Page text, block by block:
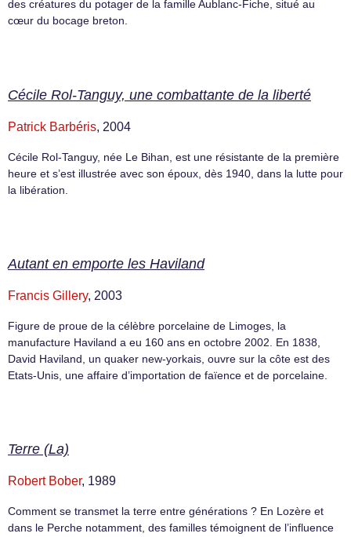
des créatures du potager de la famille Aublanc-Fiche, situé au
cœur du bocage breton.
Cécile Rol-Tanguy, une combattante de la liberté
Patrick Barbéris, 2004
Cécile Rol-Tanguy, née Le Bihan, est une résistante de la première
heure et s’est illustrée avec son époux, dès 1940, dans la lutte pour
la libération.
Autant en emporte les Haviland
Francis Gillery, 2003
Figure de proue de la célèbre porcelaine de Limoges, la
manufacture Haviland a eu 160 ans en octobre 2002. En 1838,
David Haviland, un quaker new-yorkais, ouvre sur la côte est des
Etats-Unis, une affaire d’importation de faïence et de porcelaine.
Terre (La)
Robert Bober, 1989
Comment se transmet la terre entre générations ? En Lozère et
dans le Perche notamment, des familles témoignent de l’influence